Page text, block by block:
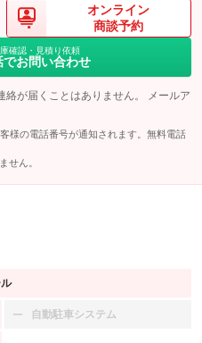
オンライン
商談予約
確認・見積り依頼
でお問い合わせ
が届くことはありません。 メールア
様の電話番号が通知されます。無料電話
せん。
自動駐車システム
：装備なし